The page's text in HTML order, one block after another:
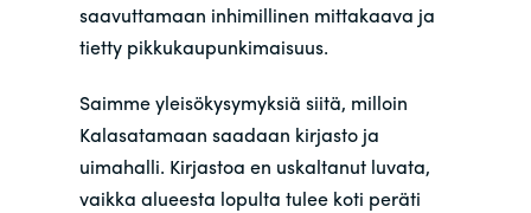
saavuttamaan inhimillinen mittakaava ja
tietty pikkukaupunkimaisuus.
Saimme yleisökysymyksiä siitä, milloin
Kalasatamaan saadaan kirjasto ja
uimahalli. Kirjastoa en uskaltanut luvata,
vaikka alueesta lopulta tulee koti peräti